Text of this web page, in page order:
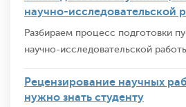
научно-исследовательской
Разбираем процесс подготовки
научно-исследовательской
Рецензирование научных
нужно знать студенту